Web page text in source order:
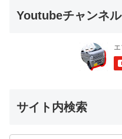
Youtubeチャンネル
サイト内検索